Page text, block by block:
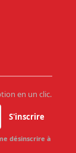
en un clic.
S'inscrire
désinscrire à